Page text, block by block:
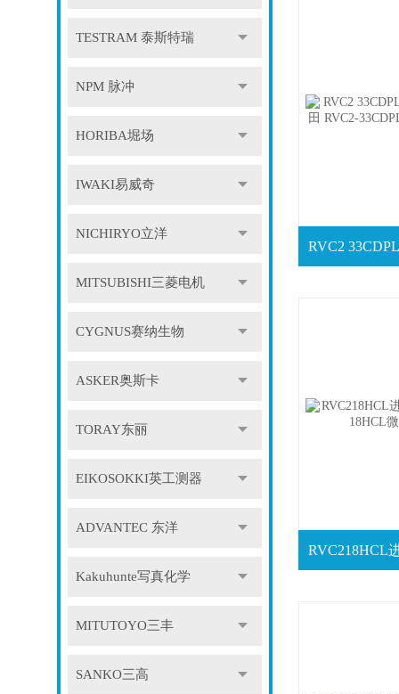
TESTRAM 泰斯特瑞
NPM 脉冲
HORIBA堀场
IWAKI易威奇
NICHIRYO立洋
MITSUBISHI三菱电机
CYGNUS赛纳生物
ASKER奥斯卡
TORAY东丽
EIKOSOKKI英工测器
ADVANTEC 东洋
Kakuhunte写真化学
MITUTOYO三丰
SANKO三高